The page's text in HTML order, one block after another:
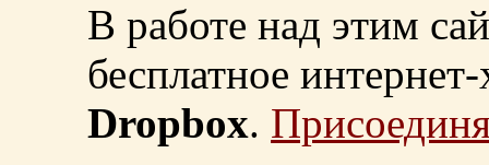
В работе над этим
бесплатное
Dropbox.